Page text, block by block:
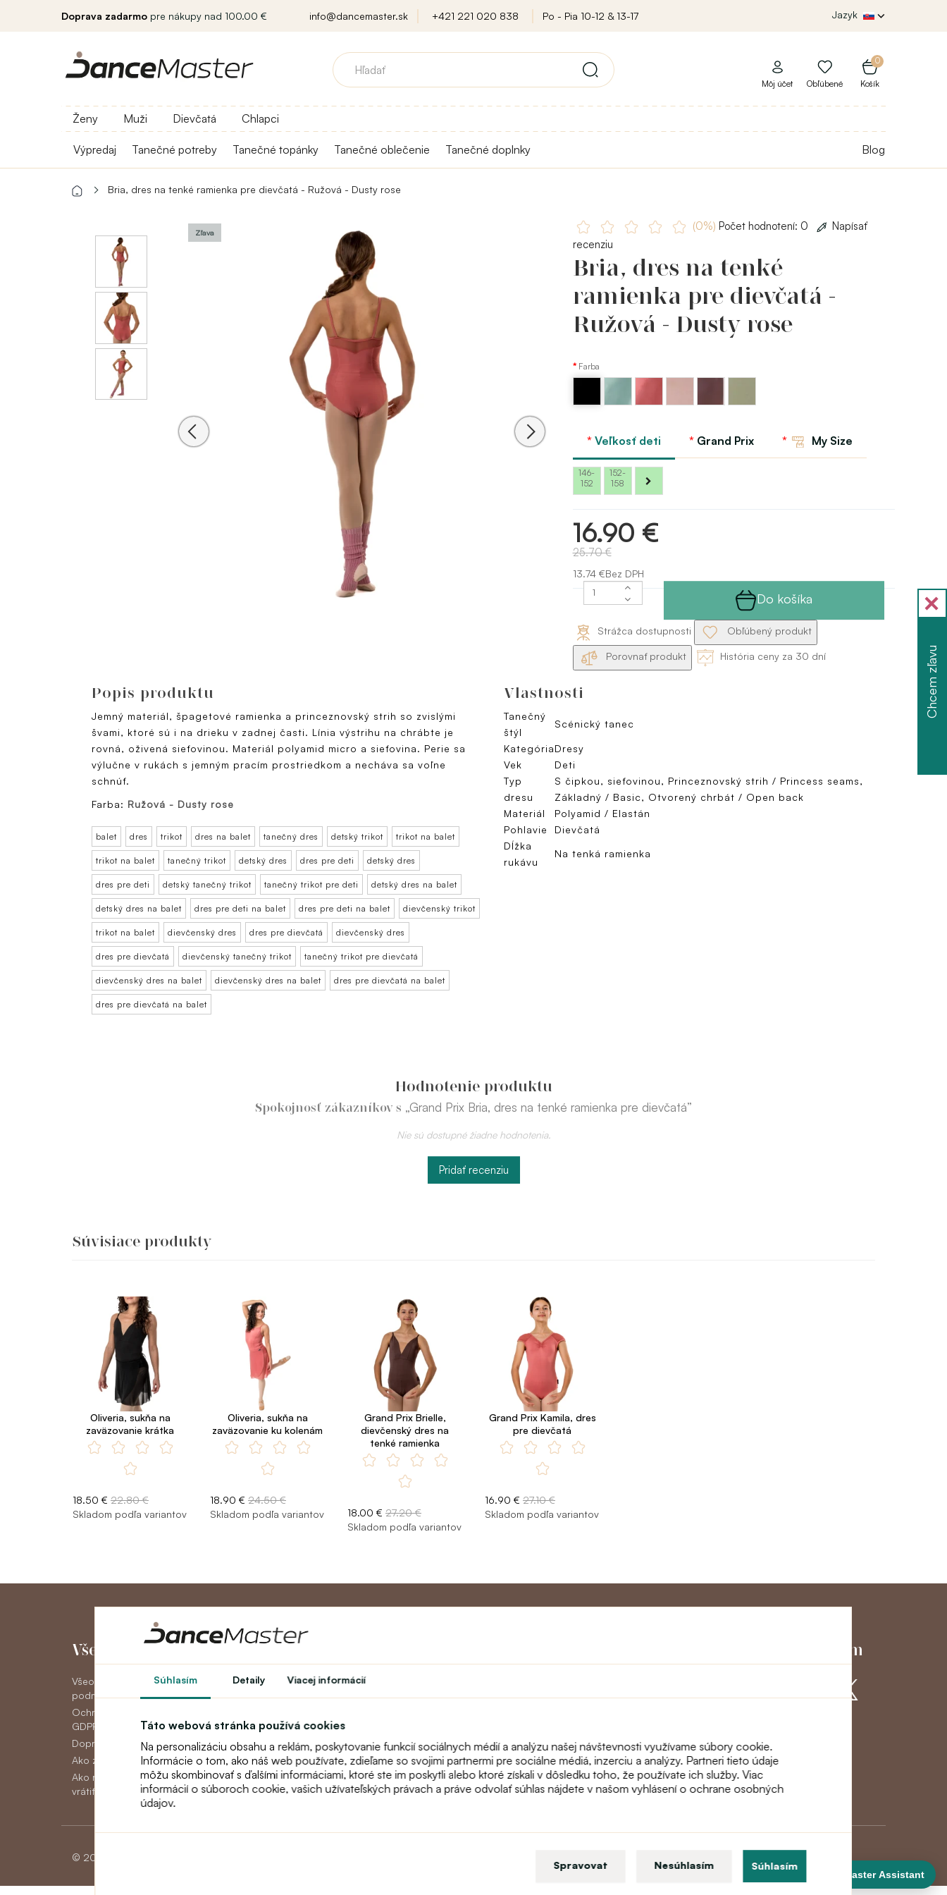
Súhlasím Detaily Viacej informácií
Táto webová stránka používá cookies
Na personalizáciu obsahu a reklám, poskytovanie funkcií sociálnych médií a analýzu našej návštevnosti využívame súbory cookie.
Informácie o tom, ako náš web používate, zdieľame so svojimi partnermi pre sociálne médiá, inzerciu a analýzy. Partneri tieto údaje
môžu skombinovať s ďalšími informáciami, ktoré ste im poskytli alebo ktoré získali v dôsledku toho, že používate ich služby. Viac
informácií o súboroch cookie, vašich užívateľských právach a práve odvolať súhlas nájdete v našom vyhlásení o ochrane osobných
údajov.
Spravovat Nesúhlasím Súhlasím
Doprava zadarmo pre nákupy nad 100.00 € info@dancemaster.sk +421 221 020 838 Po - Pia 10-12 & 13-17 Jazyk
0
Košík
Môj účet Obľúbené
Ženy Muži Dievčatá Chlapci
Výpredaj Tanečné potreby Tanečné topánky Tanečné oblečenie Tanečné doplnky Blog
Bria, dres na tenké ramienka pre dievčatá - Ružová - Dusty rose
Zľava
(0%) Počet hodnotení: 0
Napísať
recenziu
Bria, dres na tenké
ramienka pre dievčatá -
Ružová - Dusty rose
Farba
Ružová
rose
GP
Mocco
Veľkosť deti Grand Prix My Size
146-
152
152-
158
16.90 €
25.70 €
13.74 €Bez DPH
Do košíka
Strážca dostupnosti Obľúbený produkt
Porovnať produkt História ceny za 30 dní
Popis produktu
Jemný materiál, špagetové ramienka a princeznovský strih so zvislými
švami, ktoré sú i na drieku v zadnej časti. Línia výstrihu na chrábte je
rovná, oživená sieťovinou. Materiál polyamid micro a sieťovina. Perie sa
výlučne v rukách s jemným pracím prostriedkom a necháva sa voľne
schnúť.
Farba: Ružová - Dusty rose
balet dres trikot dres na balet tanečný dres detský trikot trikot na balet
trikot na balet tanečný trikot detský dres dres pre deti detský dres
dres pre deti detský tanečný trikot tanečný trikot pre deti detský dres na balet
detský dres na balet dres pre deti na balet dres pre deti na balet dievčenský trikot
trikot na balet dievčenský dres dres pre dievčatá dievčenský dres
dres pre dievčatá dievčenský tanečný trikot tanečný trikot pre dievčatá
dievčenský dres na balet dievčenský dres na balet dres pre dievčatá na balet
dres pre dievčatá na balet
Vlastnosti
Tanečný
štýl
Scénický tanec
KategóriaDresy
Vek
Deti
Typ
dresu
S čipkou, sieťovinou, Princeznovský strih / Princess seams,
Základný / Basic, Otvorený chrbát / Open back
Materiál
Polyamid / Elastán
Pohlavie
Dievčatá
Dĺžka
rukávu
Na tenká ramienka
Hodnotenie produktu
Spokojnosť zákazníkov s „Grand Prix Bria, dres na tenké ramienka pre dievčatá”
Nie sú dostupné žiadne hodnotenia.
Pridať recenziu
Súvisiace produkty
Oliveria, sukňa na
zaväzovanie krátka
18.50 € 22.80 €
Skladom podľa variantov
Oliveria, sukňa na
zaväzovanie ku kolenám
18.90 € 24.50 €
Skladom podľa variantov
Grand Prix Brielle,
dievčenský dres na
tenké ramienka
18.00 € 27.20 €
Skladom podľa variantov
Grand Prix Kamila, dres
pre dievčatá
16.90 € 27.10 €
Skladom podľa variantov
Všetko o nákupe
Všeobecné obchodné
podmienky
Ochrana osobných údajov
GDPR
Doprava
Ako zaplatiť
Ako reklamovať, vymeniť alebo
vrátiť tovar
Môj účet
História objednávok
Študent
Kontakt
odstúpenie
Mapa stránok
Fitting
Pridajte sa k nám
© 2026 Dancemaster
Chcem zľavu
DanceMaster Assistant